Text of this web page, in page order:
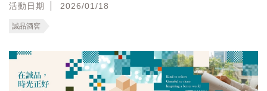
活動日期 2026/01/18
誠品酒窖